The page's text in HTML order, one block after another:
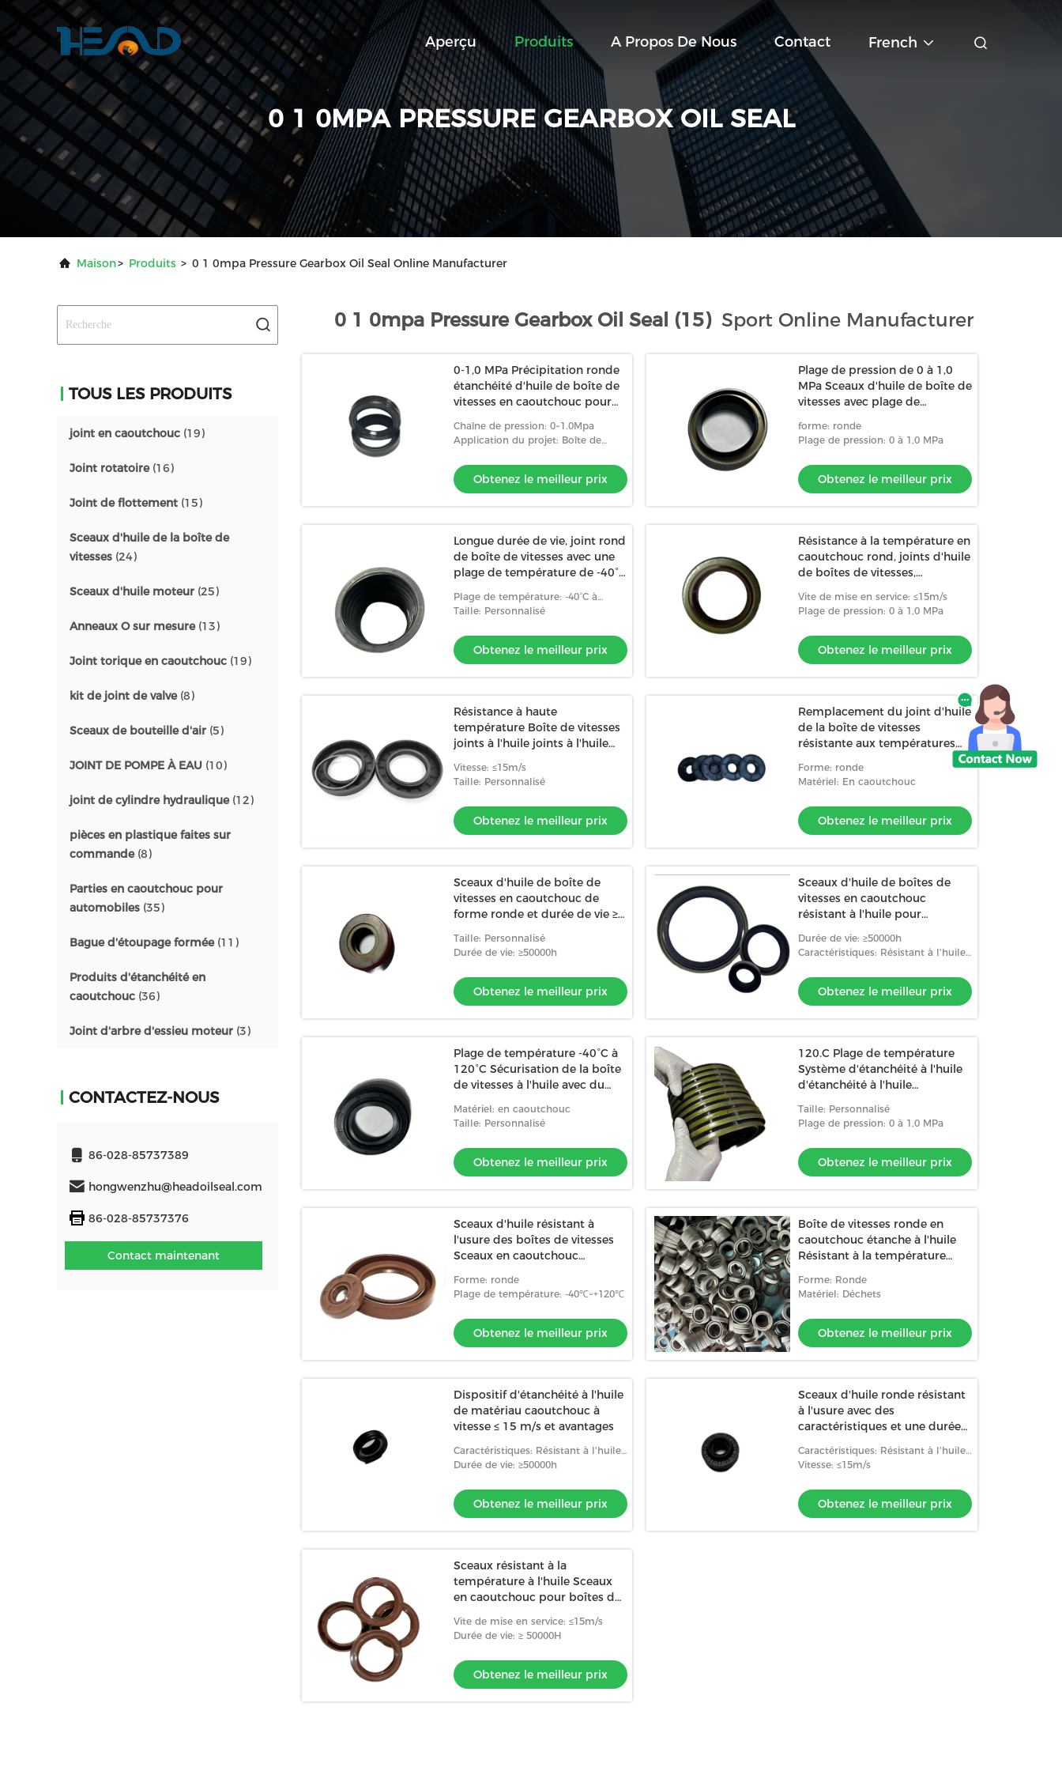
Aperçu Produits A Propos De Nous Contact French
0 1 0MPA PRESSURE GEARBOX OIL SEAL
Maison> Produits > 0 1 0mpa Pressure Gearbox Oil Seal Online Manufacturer
TOUS LES PRODUITS
joint en caoutchouc (19)
Joint rotatoire(16)
Joint de flottement (15)
Sceaux d'huile de la boîte de
vitesses (24)
Sceaux d'huile moteur (25)
Anneaux O sur mesure(13)
Joint torique en caoutchouc (19)
kit de joint de valve(8)
Sceaux de bouteille d'air (5)
JOINT DE POMPE À EAU (10)
joint de cylindre hydraulique(12)
pièces en plastique faites sur
commande(8)
Parties en caoutchouc pour
automobiles (35)
Bague d'étoupage formée(11)
Produits d'étanchéité en
caoutchouc (36)
Joint d'arbre d'essieu moteur (3)
CONTACTEZ-NOUS
86-028-85737389
hongwenzhu@headoilseal.com
86-028-85737376
Contact maintenant
0 1 0mpa Pressure Gearbox Oil Seal (15) Sport Online Manufacturer
0-1,0 MPa Précipitation ronde
étanchéité d'huile de boîte de
vitesses en caoutchouc pour
Chaîne de pression: 0~1.0Mpa
Application du projet: Boîte de
Obtenez le meilleur prix
Plage de pression de 0 à 1,0
MPa Sceaux d'huile de boîte de
vitesses avec plage de
forme: ronde
Plage de pression: 0 à 1,0 MPa
Obtenez le meilleur prix
Longue durée de vie, joint rond
de boîte de vitesses avec une
plage de température de -40°C
l'huile sous pression 0 à 1,0
Plage de température: -40°C à
+120°C
Taille: Personnalisé
Obtenez le meilleur prix
Résistance à la température en
caoutchouc rond, joints d'huile
de boîtes de vitesses,
à 1,0 MPa
Vite de mise en service: ≤15m/s
Plage de pression: 0 à 1,0 MPa
Obtenez le meilleur prix
Résistance à haute
température Boîte de vitesses
joints à l'huile joints à l'huile
Vitesse: ≤15m/s
Taille: Personnalisé
Obtenez le meilleur prix
Remplacement du joint d'huile
de la boîte de vitesses
résistante aux températures
Forme: ronde
Matériel: En caoutchouc
Obtenez le meilleur prix
Sceaux d'huile de boîte de
vitesses en caoutchouc de
forme ronde et durée de vie ≥
Taille: Personnalisé
Durée de vie: ≥50000h
Obtenez le meilleur prix
Sceaux d'huile de boîtes de
vitesses en caoutchouc
résistant à l'huile pour
Durée de vie: ≥50000h
Caractéristiques: Résistant à l'huile,
températures élevées
Obtenez le meilleur prix
Plage de température -40°C à
120°C Sécurisation de la boîte
de vitesses à l'huile avec du
Matériel: en caoutchouc
Taille: Personnalisé
Obtenez le meilleur prix
120.C Plage de température
Système d'étanchéité à l'huile
d'étanchéité à l'huile
rond pour une pression de 0 à
1,0 MPa
Taille: Personnalisé
Plage de pression: 0 à 1,0 MPa
Obtenez le meilleur prix
Sceaux d'huile résistant à
l'usure des boîtes de vitesses
Sceaux en caoutchouc
Forme: ronde
Plage de température: -40℃~+120℃
Obtenez le meilleur prix
Boîte de vitesses ronde en
caoutchouc étanche à l'huile
Résistant à la température
MPa
Forme: Ronde
Matériel: Déchets
Obtenez le meilleur prix
Dispositif d'étanchéité à l'huile
de matériau caoutchouc à
vitesse ≤ 15 m/s et avantages
Caractéristiques: Résistant à l'huile,
résistant à l'usure, résistant aux
Durée de vie: ≥50000h
Obtenez le meilleur prix
Sceaux d'huile ronde résistant
à l'usure avec des
caractéristiques et une durée
Caractéristiques: Résistant à l'huile,
résistant à l'usure, résistant aux
Vitesse: ≤15m/s
Obtenez le meilleur prix
Sceaux résistant à la
température à l'huile Sceaux
en caoutchouc pour boîtes de
l'usure
Vite de mise en service: ≤15m/s
Durée de vie: ≥ 50000H
Obtenez le meilleur prix